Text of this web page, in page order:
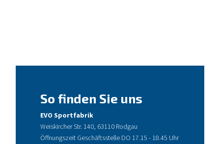
So finden Sie uns
EVO Sportfabrik
Weiskircher Str. 140, 63110 Rodgau
Öffnungszeit Geschäftsstelle DO 17.15 - 18.45 Uhr